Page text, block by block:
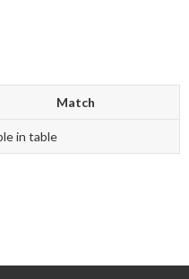
Match
in table